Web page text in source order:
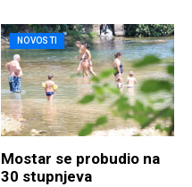
NOVOSTI
Mostar se probudio na
30 stupnjeva